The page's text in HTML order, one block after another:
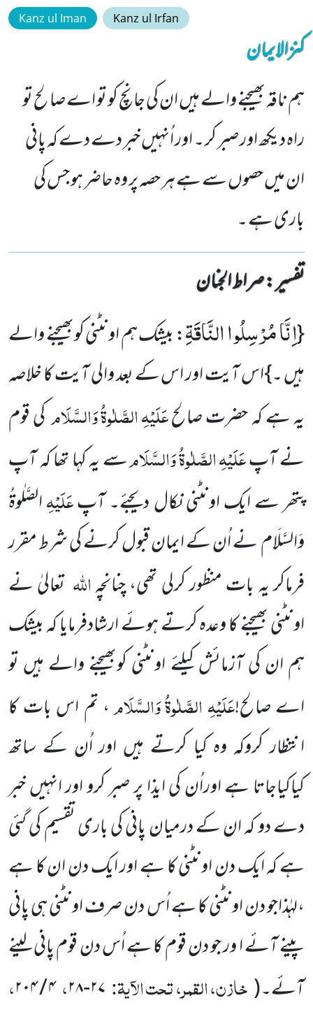
Kanz ul Iman Kanz ul Irfan
کنزالایمان
ہم ناقہ بھیجنے والے ہیں ان کی جانچ کو تو اے صا لح تو
راہ دیکھ اور صبر کر ۔ اور اُنہیں خبر دے دے کہ پانی
ان میں حصوں سے ہے ہر حصہ پر وہ حاضر ہو جس کی
باری ہے ۔
تفسیر : ‎صراط الجنان
{اِنَّا مُرْسِلُوا النَّاقَةِ: بیشک ہم اونٹنی کوبھیجنے والے
ہیں ۔}اس آیت اور اس کے بعد والی آیت کا خلاصہ
یہ ہے کہ حضرت صالحعَلَیْہِالصَّلٰوۃُوَالسَّلَامکی قوم
نے آپعَلَیْہِالصَّلٰوۃُوَالسَّلَامسے یہ کہا تھا کہ آپ
پتھر سے ایک اونٹنی نکال دیجئے۔ آپعَلَیْہِالصَّلٰوۃُ
وَالسَّلَامنے اُن کے ایمان قبول کرنے کی شرط مقرر
فرماکر یہ بات منظور کرلی تھی، چنانچہاللہ تعالیٰ نے
اونٹنی بھیجنے کا وعدہ کرتے ہوئے ارشادفرمایا کہ بیشک
ہم ان کی آزمائش کیلئے اونٹنی کوبھیجنے والے ہیں تو
اے صالح!عَلَیْہِالصَّلٰوۃُوَالسَّلَام، تم اس بات کا
انتظار کروکہ وہ کیا کرتے ہیں اور اُن کے ساتھ
کیاکیاجاتا ہے اوراُن کی ایذا پر صبر کرو اورانہیں خبر
دے دو کہ ان کے درمیان پانی کی باری تقسیم کی گئی
ہے کہ ایک دن اونٹنی کا ہے اور ایک دن ان کا ہے
،لہٰذاجو دن اونٹنی کا ہے اُس دن صرف اونٹنی ہی پانی
پینے آئے ا ور جو دن قوم کا ہے اُس دن قوم پانی لینے
آئے۔(خازن، القمر، تحت الآیۃ: ۲۷-۲۸،۴/۲۰۴،